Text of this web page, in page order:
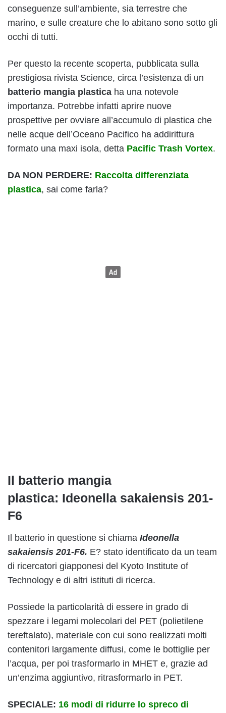
conseguenze sull’ambiente, sia terrestre che
marino, e sulle creature che lo abitano sono sotto gli
occhi di tutti.
Per questo la recente scoperta, pubblicata sulla
prestigiosa rivista Science, circa l’esistenza di un
batterio mangia plastica ha una notevole
importanza. Potrebbe infatti aprire nuove
prospettive per ovviare all’accumulo di plastica che
nelle acque dell’Oceano Pacifico ha addirittura
formato una maxi isola, detta Pacific Trash Vortex.
DA NON PERDERE: Raccolta differenziata
plastica, sai come farla?
Il batterio mangia
plastica: Ideonella sakaiensis 201-
F6
Il batterio in questione si chiama Ideonella
sakaiensis 201-F6. E? stato identificato da un team
di ricercatori giapponesi del Kyoto Institute of
Technology e di altri istituti di ricerca.
Possiede la particolarità di essere in grado di
spezzare i legami molecolari del PET (polietilene
tereftalato), materiale con cui sono realizzati molti
contenitori largamente diffusi, come le bottiglie per
l’acqua, per poi trasformarlo in MHET e, grazie ad
un’enzima aggiuntivo, ritrasformarlo in PET.
SPECIALE: 16 modi di ridurre lo spreco di